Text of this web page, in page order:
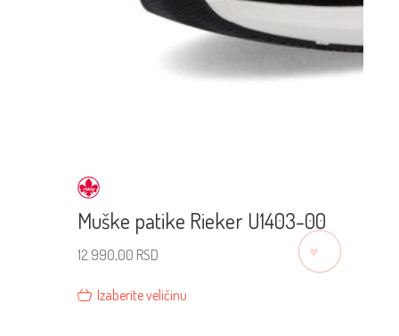
Muške patike Rieker U1403-00
12.990,00 RSD
Izaberite veličinu